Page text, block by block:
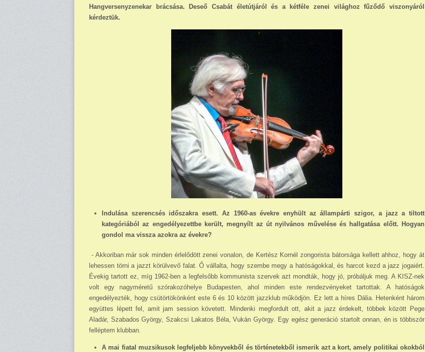
Hangversenyzenekar brácsása. Deseő Csabát életútjáról és a kétféle zenei világhoz fűződő viszonyáról
kérdeztük.
Indulása szerencsés időszakra esett. Az 1960-as évekre enyhült az állampárti szigor, a jazz a tiltott
kategóriából az engedélyezettbe került, megnyílt az út nyilvános művelése és hallgatása előtt. Hogyan
gondol ma vissza azokra az évekre?
- Akkoriban már sok minden érlelődött zenei vonalon, de Kertész Kornél zongorista bátorsága kellett ahhoz, hogy át
lehessen törni a jazzt körülvevő falat. Ő vállalta, hogy szembe megy a hatóságokkal, és harcot kezd a jazz jogaiért.
Évekig tartott ez, míg 1962-ben a leg­felsőbb kommunista szervek azt mondták, hogy jó, próbáljuk meg. A KISZ-nek
volt egy nagyméretű szórakozóhelye Budapesten, ahol minden este rendezvényeket tartottak. A hatóságok
engedélyezték, hogy csütörtökönként este 6 és 10 között jazzklub működjön. Ez lett a híres Dália. Hetenként három
együttes lépett fel, amit jam session követett. Mindenki megfordult ott, akit a jazz érdekelt, többek között Pege
Aladár, Szabados György, Szakcsi Lakatos Béla, Vukán György. Egy egész generáció startolt onnan, én is többször
felléptem klubban.
A mai fiatal muzsikusok legfeljebb könyvekből és történetekből ismerik azt a kort, amely politikai okokból